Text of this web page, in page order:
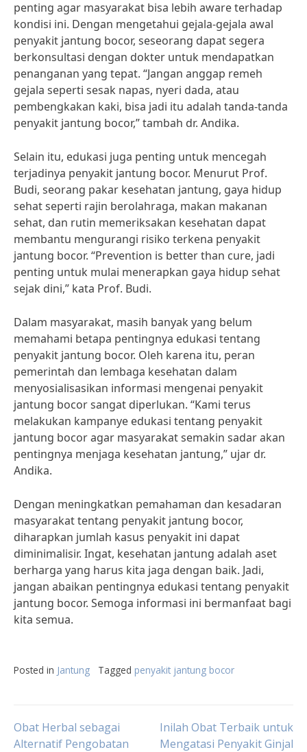
penting agar masyarakat bisa lebih aware terhadap
kondisi ini. Dengan mengetahui gejala-gejala awal
penyakit jantung bocor, seseorang dapat segera
berkonsultasi dengan dokter untuk mendapatkan
penanganan yang tepat. “Jangan anggap remeh
gejala seperti sesak napas, nyeri dada, atau
pembengkakan kaki, bisa jadi itu adalah tanda-tanda
penyakit jantung bocor,” tambah dr. Andika.
Selain itu, edukasi juga penting untuk mencegah
terjadinya penyakit jantung bocor. Menurut Prof.
Budi, seorang pakar kesehatan jantung, gaya hidup
sehat seperti rajin berolahraga, makan makanan
sehat, dan rutin memeriksakan kesehatan dapat
membantu mengurangi risiko terkena penyakit
jantung bocor. “Prevention is better than cure, jadi
penting untuk mulai menerapkan gaya hidup sehat
sejak dini,” kata Prof. Budi.
Dalam masyarakat, masih banyak yang belum
memahami betapa pentingnya edukasi tentang
penyakit jantung bocor. Oleh karena itu, peran
pemerintah dan lembaga kesehatan dalam
menyosialisasikan informasi mengenai penyakit
jantung bocor sangat diperlukan. “Kami terus
melakukan kampanye edukasi tentang penyakit
jantung bocor agar masyarakat semakin sadar akan
pentingnya menjaga kesehatan jantung,” ujar dr.
Andika.
Dengan meningkatkan pemahaman dan kesadaran
masyarakat tentang penyakit jantung bocor,
diharapkan jumlah kasus penyakit ini dapat
diminimalisir. Ingat, kesehatan jantung adalah aset
berharga yang harus kita jaga dengan baik. Jadi,
jangan abaikan pentingnya edukasi tentang penyakit
jantung bocor. Semoga informasi ini bermanfaat bagi
kita semua.
Posted in Jantung Tagged penyakit jantung bocor
Post
Obat Herbal sebagai
Alternatif Pengobatan
Inilah Obat Terbaik untuk
Mengatasi Penyakit Ginjal